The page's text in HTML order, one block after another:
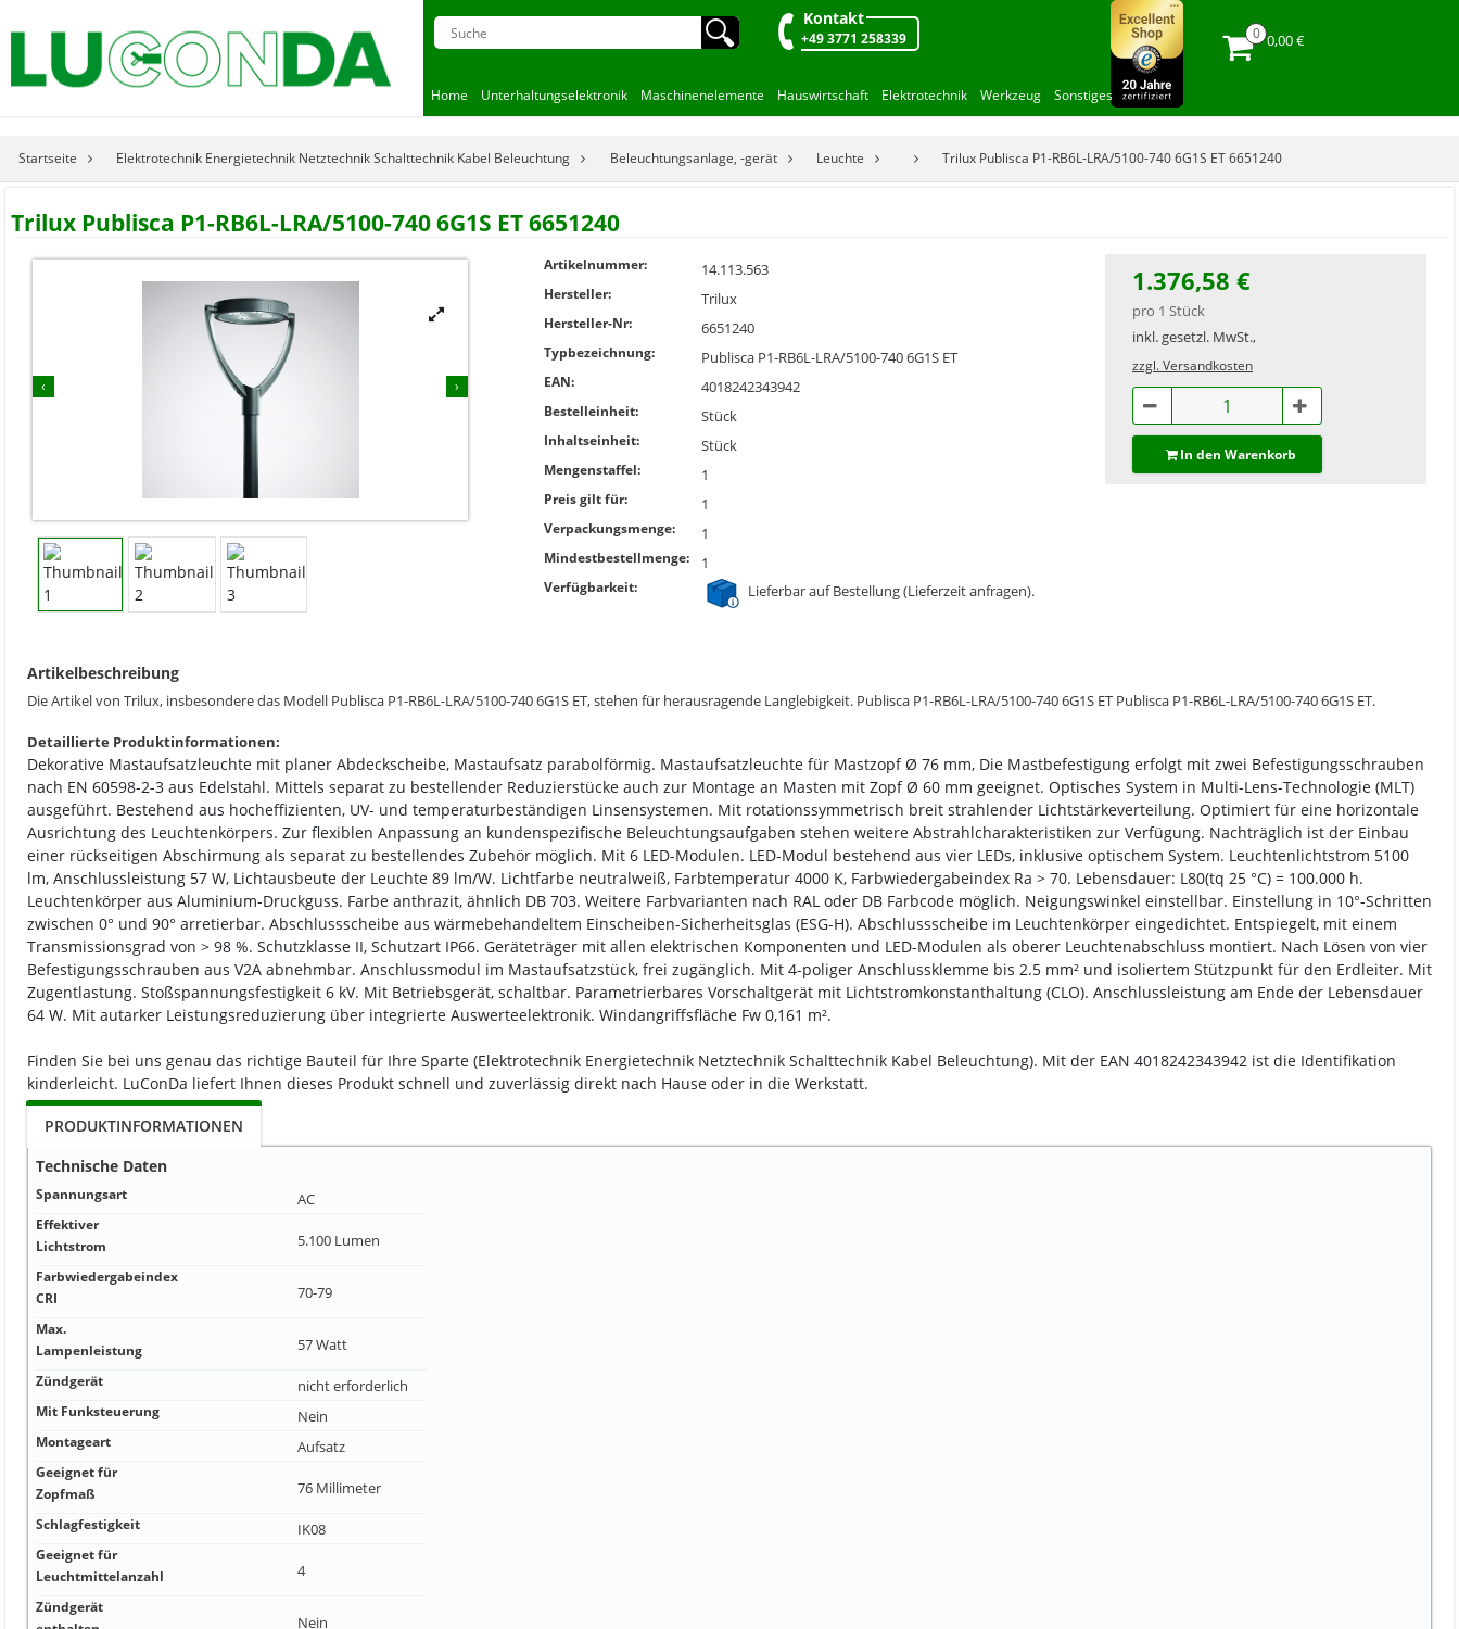
🔍︎ Kontakt
+49 3771 258339 0,00 €
Home Unterhaltungselektronik Maschinenelemente Hauswirtschaft Elektrotechnik Werkzeug Sonstiges
Startseite Elektrotechnik Energietechnik Netztechnik Schalttechnik Kabel Beleuchtung Beleuchtungsanlage, -gerät Leuchte Trilux Publisca P1-RB6L-LRA/5100-740 6G1S ET 6651240
Trilux Publisca P1-RB6L-LRA/5100-740 6G1S ET 6651240
‹ ›



Artikelnummer: 14.113.563
Hersteller: Trilux
Hersteller-Nr: 6651240
Typbezeichnung: Publisca P1-RB6L-LRA/5100-740 6G1S ET
EAN: 4018242343942
Bestelleinheit: Stück
Inhaltseinheit: Stück
Mengenstaffel: 1
Preis gilt für: 1
Verpackungsmenge: 1
Mindestbestellmenge: 1
Verfügbarkeit: Lieferbar auf Bestellung (Lieferzeit anfragen).
1.376,58 €
pro 1 Stück
inkl. gesetzl. MwSt.,
zzgl. Versandkosten
In den Warenkorb
Artikelbeschreibung
Die Artikel von Trilux, insbesondere das Modell Publisca P1-RB6L-LRA/5100-740 6G1S ET, stehen für herausragende Langlebigkeit. Publisca P1-RB6L-LRA/5100-740 6G1S ET Publisca P1-RB6L-LRA/5100-740 6G1S ET.
Detaillierte Produktinformationen:
Dekorative Mastaufsatzleuchte mit planer Abdeckscheibe, Mastaufsatz parabolförmig. Mastaufsatzleuchte für Mastzopf Ø 76 mm, Die Mastbefestigung erfolgt mit zwei Befestigungsschrauben
nach EN 60598-2-3 aus Edelstahl. Mittels separat zu bestellender Reduzierstücke auch zur Montage an Masten mit Zopf Ø 60 mm geeignet. Optisches System in Multi-Lens-Technologie (MLT)
ausgeführt. Bestehend aus hocheffizienten, UV- und temperaturbeständigen Linsensystemen. Mit rotationssymmetrisch breit strahlender Lichtstärkeverteilung. Optimiert für eine horizontale
Ausrichtung des Leuchtenkörpers. Zur flexiblen Anpassung an kundenspezifische Beleuchtungsaufgaben stehen weitere Abstrahlcharakteristiken zur Verfügung. Nachträglich ist der Einbau
einer rückseitigen Abschirmung als separat zu bestellendes Zubehör möglich. Mit 6 LED-Modulen. LED-Modul bestehend aus vier LEDs, inklusive optischem System. Leuchtenlichtstrom 5100
lm, Anschlussleistung 57 W, Lichtausbeute der Leuchte 89 lm/W. Lichtfarbe neutralweiß, Farbtemperatur 4000 K, Farbwiedergabeindex Ra > 70. Lebensdauer: L80(tq 25 °C) = 100.000 h.
Leuchtenkörper aus Aluminium-Druckguss. Farbe anthrazit, ähnlich DB 703. Weitere Farbvarianten nach RAL oder DB Farbcode möglich. Neigungswinkel einstellbar. Einstellung in 10°-Schritten
zwischen 0° und 90° arretierbar. Abschlussscheibe aus wärmebehandeltem Einscheiben-Sicherheitsglas (ESG-H). Abschlussscheibe im Leuchtenkörper eingedichtet. Entspiegelt, mit einem
Transmissionsgrad von > 98 %. Schutzklasse II, Schutzart IP66. Geräteträger mit allen elektrischen Komponenten und LED-Modulen als oberer Leuchtenabschluss montiert. Nach Lösen von vier
Befestigungsschrauben aus V2A abnehmbar. Anschlussmodul im Mastaufsatzstück, frei zugänglich. Mit 4-poliger Anschlussklemme bis 2.5 mm² und isoliertem Stützpunkt für den Erdleiter. Mit
Zugentlastung. Stoßspannungsfestigkeit 6 kV. Mit Betriebsgerät, schaltbar. Parametrierbares Vorschaltgerät mit Lichtstromkonstanthaltung (CLO). Anschlussleistung am Ende der Lebensdauer
64 W. Mit autarker Leistungsreduzierung über integrierte Auswerteelektronik. Windangriffsfläche Fw 0,161 m².
Finden Sie bei uns genau das richtige Bauteil für Ihre Sparte (Elektrotechnik Energietechnik Netztechnik Schalttechnik Kabel Beleuchtung). Mit der EAN 4018242343942 ist die Identifikation
kinderleicht. LuConDa liefert Ihnen dieses Produkt schnell und zuverlässig direkt nach Hause oder in die Werkstatt.
PRODUKTINFORMATIONEN
Technische Daten
Spannungsart AC
Effektiver
Lichtstrom
5.100 Lumen
Farbwiedergabeindex
CRI
70-79
Max.
Lampenleistung
57 Watt
Zündgerät nicht erforderlich
Mit Funksteuerung Nein
Montageart Aufsatz
Geeignet für
Zopfmaß
76 Millimeter
Schlagfestigkeit IK08
Geeignet für
Leuchtmittelanzahl
4
Zündgerät
Nein